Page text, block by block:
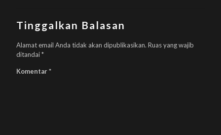
Tinggalkan Balasan
Alamat email Anda tidak akan dipublikasikan. Ruas yang wajib
ditandai*
Komentar*